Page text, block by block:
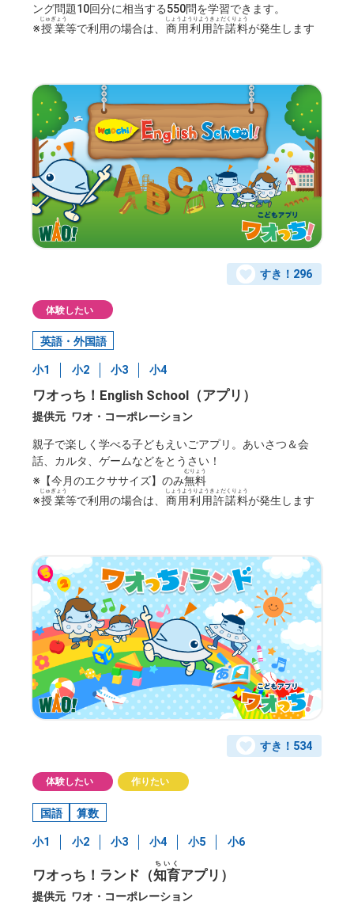
ング問題10回分に相当する550問を学習できます。
※授業
じゅぎょう
等で利用の場合は、 商用利用許諾料
しょうようりようきょだくりょう
が発生します
すき！ 296
体験したい
英語・外国語
小1 小2 小3 小4
ワオっち！English School（アプリ）
提供元 ワオ・コーポレーション
親子で楽しく学べる子どもえいごアプリ。あいさつ＆会
話、カルタ、ゲームなどをとうさい！
※【今月のエクササイズ】のみ無料
むりょう
※授業
じゅぎょう
等で利用の場合は、 商用利用許諾料
しょうようりようきょだくりょう
が発生します
すき！ 534
体験したい 作りたい
国語 算数
小1 小2 小3 小4 小5 小6
ワオっち！ランド（知育
ちいく
アプリ）
提供元 ワオ・コーポレーション